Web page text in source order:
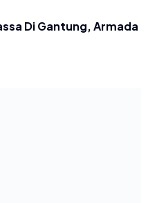
Di Gantung, Armada